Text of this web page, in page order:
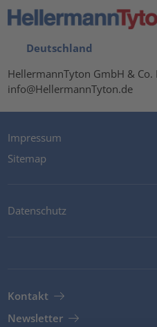
Deutschland
HellermannTyton GmbH &
info@HellermannTyton.de
Impressum
Sitemap
Datenschutz
Kontakt
Newsletter